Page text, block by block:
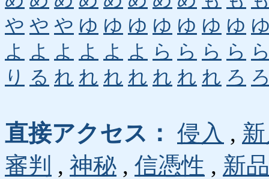
や や や ゆ ゆ ゆ ゆ ゆ ゆ ゆ
よ よ よ よ よ よ ら ら ら ら
り る れ れ れ れ れ れ れ ろ
直接アクセス： 侵入 ,
審判 , 神秘 , 信憑性 , 新品